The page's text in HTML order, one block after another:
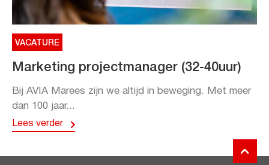
VACATURE
Marketing projectmanager (32-40uur)
Bij AVIA Marees zijn we altijd in beweging. Met meer
dan 100 jaar...
Lees verder